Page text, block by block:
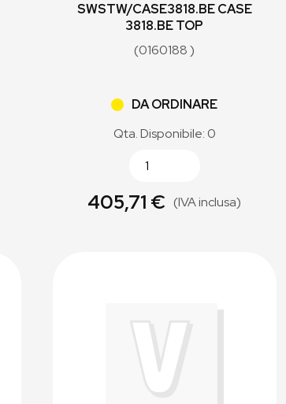
SWSTW/CASE3818.BE CASE
3818.BE TOP
(0160188 )
DA ORDINARE
Qta. Disponibile: 0
405,71 € (IVA inclusa)